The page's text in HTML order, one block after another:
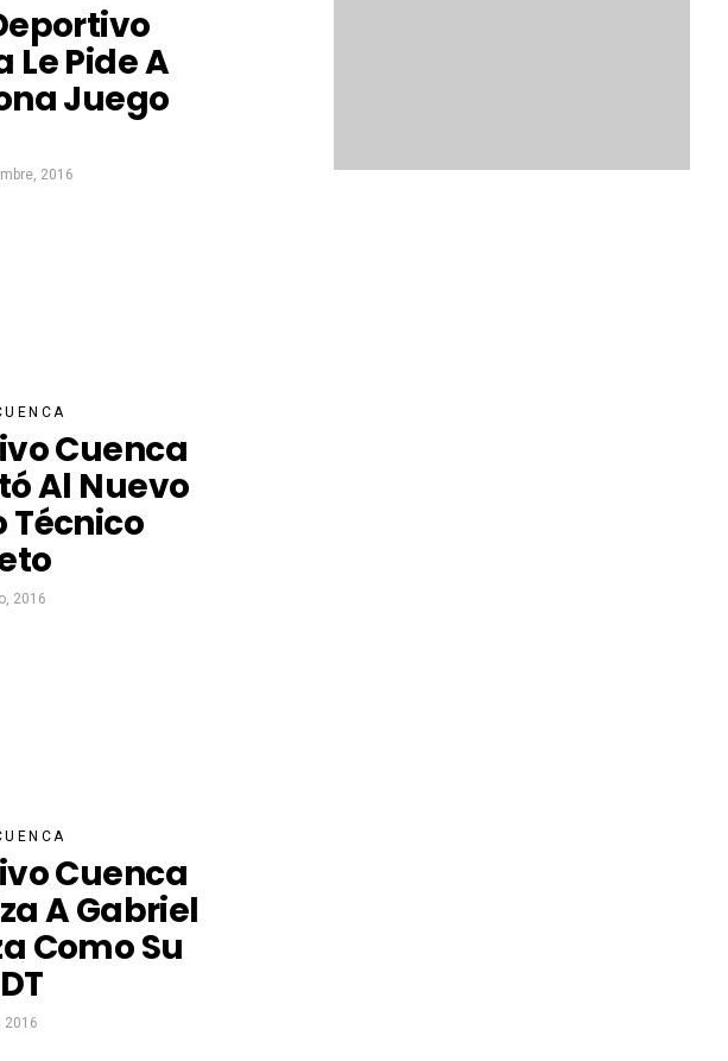
Le Pide A
Juego
2016
Cuenca
Al Nuevo
Técnico
2016
Cuenca
A Gabriel
Como Su
2016